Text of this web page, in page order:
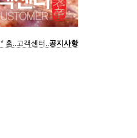
* 홈..고객센터..공지사항